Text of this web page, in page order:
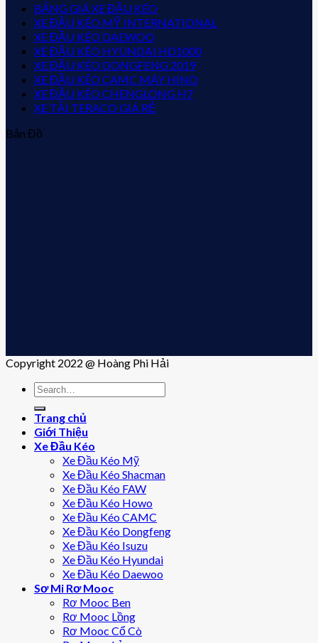
BẢNG GIÁ XE ĐẦU KÉO
XE ĐẦU KÉO MỸ INTERNATIONAL
XE ĐẦU KÉO DAEWOO
XE ĐẦU KÉO HYUNDAI HD1000
XE ĐẦU KÉO DONGFENG 2019
XE ĐẦU KÉO CAMC MÁY HINO
XE ĐẦU KÉO CHENGLONG H7
XE TẢI TERACO GIÁ RẺ
Bản Đồ
Copyright 2022 @ Hoàng Phi Hải
Trang chủ
Giới Thiệu
Xe Đầu Kéo
Xe Đầu Kéo Mỹ
Xe Đầu Kéo Shacman
Xe Đầu Kéo FAW
Xe Đầu Kéo Howo
Xe Đầu Kéo CAMC
Xe Đầu Kéo Dongfeng
Xe Đầu Kéo Isuzu
Xe Đầu Kéo Hyundai
Xe Đầu Kéo Daewoo
Sơ Mi Rơ Mooc
Rơ Mooc Ben
Rơ Mooc Lồng
Rơ Mooc Cổ Cò